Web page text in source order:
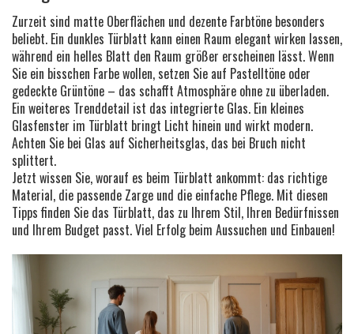
Zurzeit sind matte Oberflächen und dezente Farbtöne besonders
beliebt. Ein dunkles Türblatt kann einen Raum elegant wirken lassen,
während ein helles Blatt den Raum größer erscheinen lässt. Wenn
Sie ein bisschen Farbe wollen, setzen Sie auf Pastelltöne oder
gedeckte Grüntöne – das schafft Atmosphäre ohne zu überladen.
Ein weiteres Trenddetail ist das integrierte Glas. Ein kleines
Glasfenster im Türblatt bringt Licht hinein und wirkt modern.
Achten Sie bei Glas auf Sicherheitsglas, das bei Bruch nicht
splittert.
Jetzt wissen Sie, worauf es beim Türblatt ankommt: das richtige
Material, die passende Zarge und die einfache Pflege. Mit diesen
Tipps finden Sie das Türblatt, das zu Ihrem Stil, Ihren Bedürfnissen
und Ihrem Budget passt. Viel Erfolg beim Aussuchen und Einbauen!